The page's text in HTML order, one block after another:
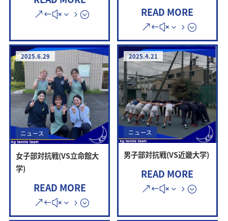
READ MORE
2025.6.29
ニュース
女子部対抗戦(VS立命館大
学)
READ MORE
2025.4.21
ニュース
男子部対抗戦(VS近畿大学)
READ MORE